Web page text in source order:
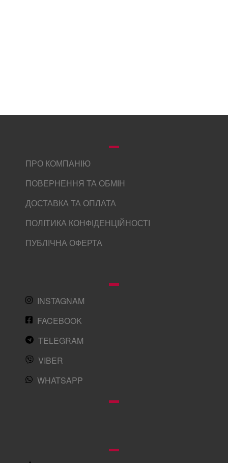
ПРО КОМПАНІЮ
ПОВЕРНЕННЯ ТА ОБМІН
ДОСТАВКА ТА ОПЛАТА
ПОЛІТИКА КОНФІДЕНЦІЙНОСТІ
ПУБЛІЧНА ОФЕРТА
INSTAGNAM
FACEBOOK
TELEGRAM
VIBER
WHATSAPP